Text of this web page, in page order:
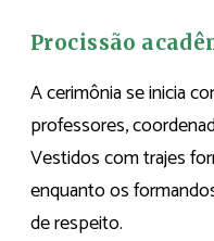
Procissão
A cerimônia se inicia
professores,
Vestidos com trajes
enquanto os
de respeito.